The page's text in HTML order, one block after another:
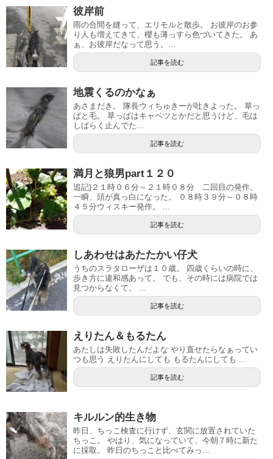
彼岸前
雨の合間を縫って、エリモルと散歩。 お彼岸のお参
り人も増えてきて、櫻も薄っすら色づいてきた。 あ
ぁ、お彼岸だなって思う。...
記事を読む
地震くるのかなぁ
あさまだき。 隊長ウィちゅきーが吐きよった。 草っ
ぱと毛。 草っぱはキャベツとかだと思うけど、毛は
しばらく止んでた...
記事を読む
満月と狼男part１２０
追記)２１時０６分～２１時０８分 二回目の発作。
一瞬、頭が真っ白になった。 ０８時３９分～０８時
４５分ウィスキー発作。 ...
記事を読む
しあわせはあたたかい仔犬
うちのスラタローザは１０歳。 四歳くらいの時に、
歩き方に違和感あって。 でも、その時には病院では
見つからなくて。 ...
記事を読む
えりたん＆もるたん
あたしは失敗したんだよな やり直せたらなぁってい
つも思う えりたんにしても もるたんにしても ...
記事を読む
キルルン的生き物
昨日、ちっこ検査に行けず、玄関に放置されていた
ちっこ。 やはり、気になっていて、今朝７時に新た
に採取。 昨日のちっこと比べてみっ...